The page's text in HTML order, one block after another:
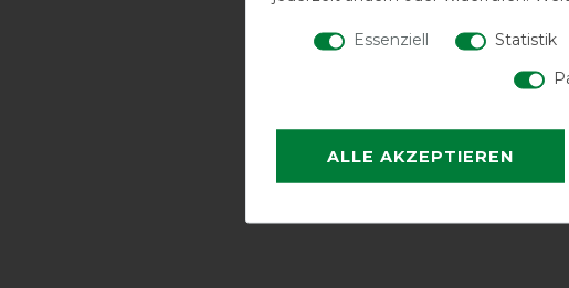
Essenziell Statistik
ALLE AKZEPTIEREN